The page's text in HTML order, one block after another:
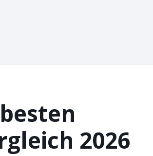
2026